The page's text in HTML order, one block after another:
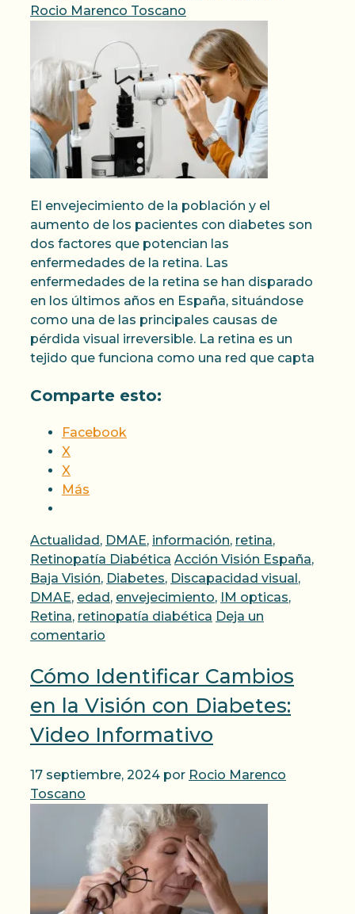
Rocio Marenco Toscano
El envejecimiento de la población y el
aumento de los pacientes con diabetes son
dos factores que potencian las
enfermedades de la retina. Las
enfermedades de la retina se han disparado
en los últimos años en España, situándose
como una de las principales causas de
pérdida visual irreversible. La retina es un
tejido que funciona como una red que capta
Comparte esto:
Facebook
X
X
Más
Categorías
Actualidad, DMAE, información, retina,
Retinopatía Diabética Etiquetas
Acción Visión España,
Baja Visión, Diabetes, Discapacidad visual,
DMAE, edad, envejecimiento, IM opticas,
Retina, retinopatía diabética Deja un
comentario
Cómo Identificar Cambios
en la Visión con Diabetes:
Video Informativo
17 septiembre, 2024 por Rocio Marenco
Toscano